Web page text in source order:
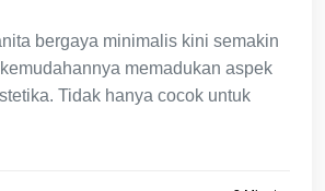
bergaya minimalis kini semakin
memadukan aspek
Tidak hanya cocok untuk